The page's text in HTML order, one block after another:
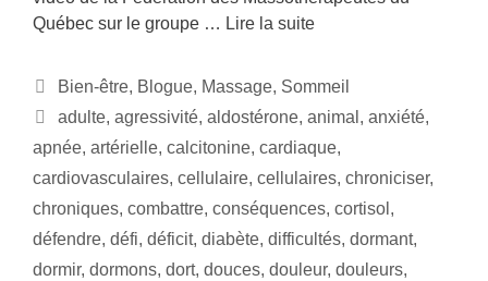
Québec sur le groupe … Lire la suite
Bien-être, Blogue, Massage, Sommeil
adulte, agressivité, aldostérone, animal , anxiété,
apnée, artérielle, calcitonine, cardiaque,
cardiovasculaires, cellulaire, cellulaires, chroniciser,
chroniques, combattre, conséquences, cortisol ,
défendre, défi, déficit, diabète, difficultés, dormant,
dormir, dormons, dort, douces, douleur, douleurs,